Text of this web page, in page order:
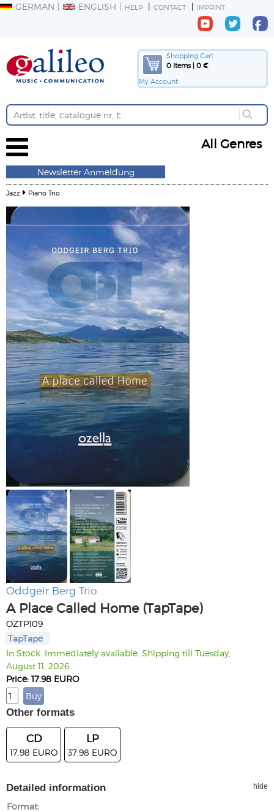
GERMAN ENGLISH HELP CONTACT IMPRINT
Shopping Cart
0 Items | 0 €
My Account
All Genres
Newsletter Anmeldung
Jazz Piano Trio
Oddgeir Berg Trio
A Place Called Home (TapTape)
OZTP109
TapTape
In Stock. Immediately available. Shipping till Tuesday,
August 11, 2026
Price: 17.98 EURO
Other formats
CD
17.98 EURO
LP
37.98 EURO
Detailed information hide
Format